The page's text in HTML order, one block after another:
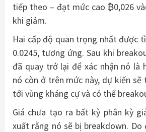
tiếp theo – đạt mức cao ₿0,026
khi giảm.
Hai cấp độ quan trọng nhất được
0.0245, tương ứng. Sau khi
đã quay trở lại để xác nhận nó là
nó còn ở trên mức này, dự kiến
tới vùng kháng cự và có thể
Giá chưa tạo ra bất kỳ phân kỳ
xuất rằng nó sẽ bị breakdown.